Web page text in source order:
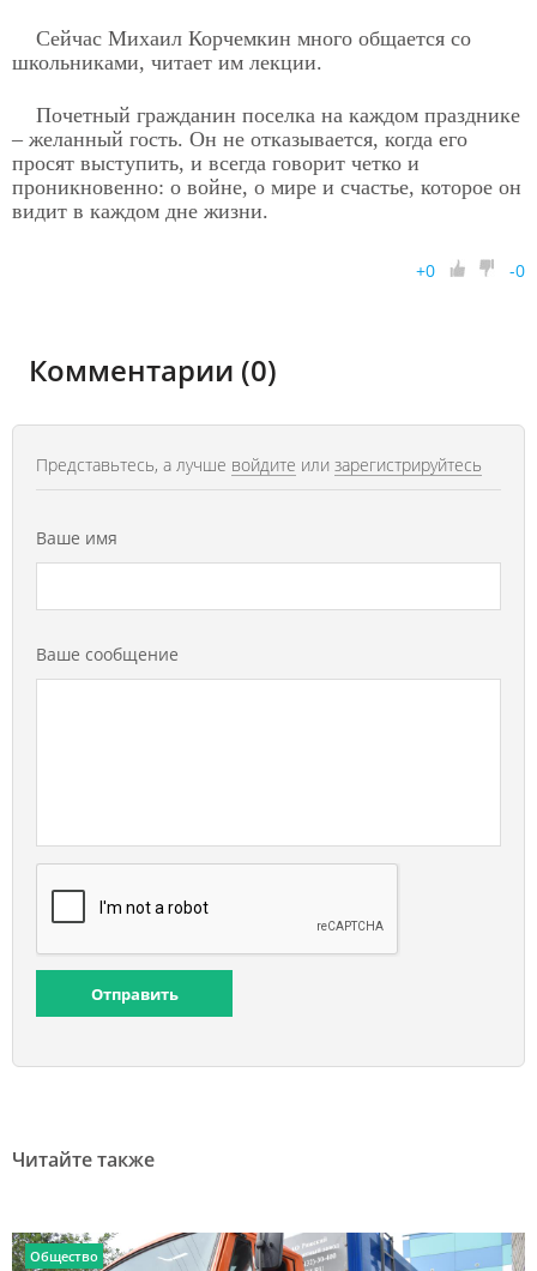
Сейчас Михаил Корчемкин много общается со
школьниками, читает им лекции.
Почетный гражданин поселка на каждом празднике
– желанный гость. Он не отказывается, когда его
просят выступить, и всегда говорит четко и
проникновенно: о войне, о мире и счастье, которое он
видит в каждом дне жизни.
+0 -0
Комментарии (0)
Представьтесь, а лучше войдите или зарегистрируйтесь
Ваше имя
Ваше сообщение
Отправить
Читайте также
Общество